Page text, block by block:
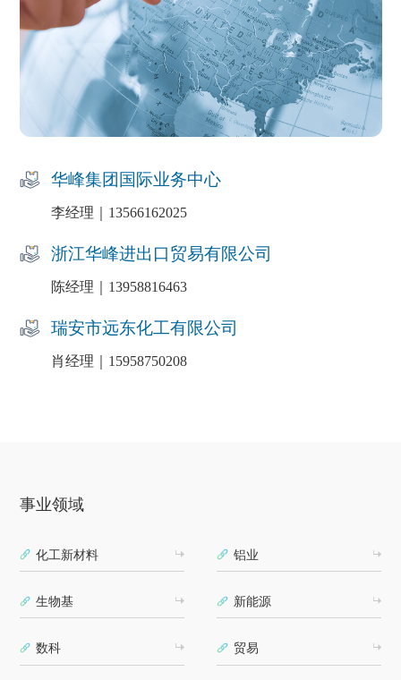
华峰集团国际业务中心
李经理｜13566162025
浙江华峰进出口贸易有限公司
陈经理｜13958816463
瑞安市远东化工有限公司
肖经理｜15958750208
事业领域
化工新材料 铝业
生物基 新能源
数科 贸易